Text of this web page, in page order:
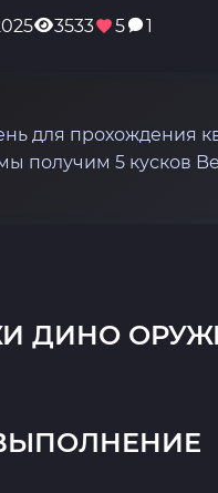
3533 5 1
для прохождения
получим 5 кусков
ДИНО
ВЫПОЛНЕНИЕ